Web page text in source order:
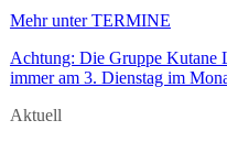
Mehr unter TERMINE
Achtung: Die Gruppe
immer am 3. Dienstag im
Aktuell